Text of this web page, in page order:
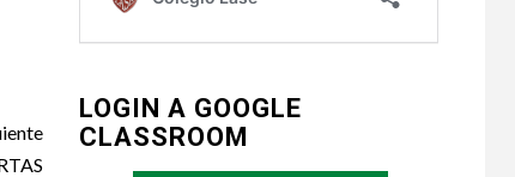
LOGIN A GOOGLE
CLASSROOM